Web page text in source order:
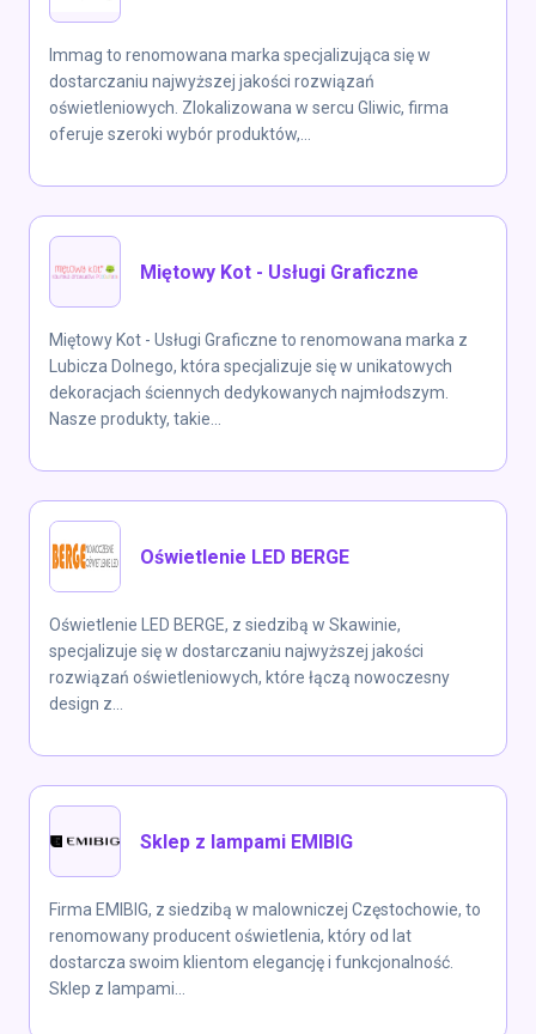
Immag to renomowana marka specjalizująca się w
dostarczaniu najwyższej jakości rozwiązań
oświetleniowych. Zlokalizowana w sercu Gliwic, firma
oferuje szeroki wybór produktów,...
Miętowy Kot - Usługi Graficzne
Miętowy Kot - Usługi Graficzne to renomowana marka z
Lubicza Dolnego, która specjalizuje się w unikatowych
dekoracjach ściennych dedykowanych najmłodszym.
Nasze produkty, takie...
Oświetlenie LED BERGE
Oświetlenie LED BERGE, z siedzibą w Skawinie,
specjalizuje się w dostarczaniu najwyższej jakości
rozwiązań oświetleniowych, które łączą nowoczesny
design z...
Sklep z lampami EMIBIG
Firma EMIBIG, z siedzibą w malowniczej Częstochowie, to
renomowany producent oświetlenia, który od lat
dostarcza swoim klientom elegancję i funkcjonalność.
Sklep z lampami...